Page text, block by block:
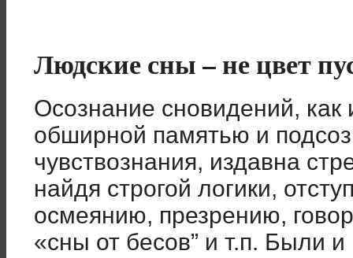
Людские сны – не цвет
Осознание сновидений, как
обширной памятью и
чувствознания, издавна
найдя строгой логики,
осмеянию, презрению,
«сны от бесов” и т.п. Были